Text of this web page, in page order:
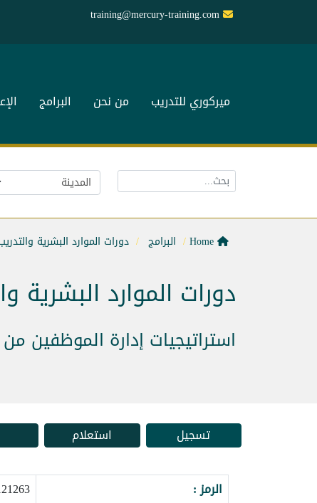
training@mercury-training.com
ميركوري للتدريب من نحن البرامج
البرامج دورات الموارد البشرية
دورات الموارد البشرية
استراتيجيات إدارة الموظفين
تسجيل استعلام
الرمز :